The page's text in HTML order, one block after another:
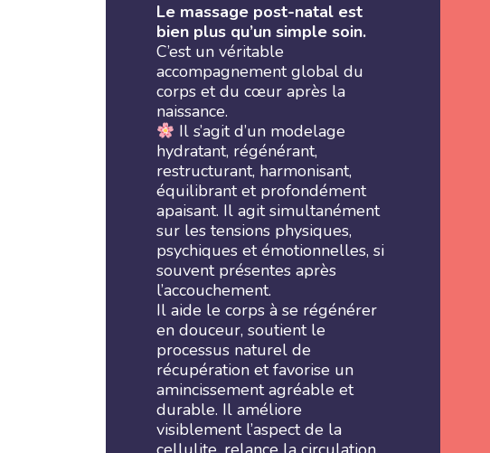
Le massage post-natal est
bien plus qu’un simple soin.
C’est un véritable
accompagnement global du
corps et du cœur après la
naissance.
Il s’agit d’un modelage
hydratant, régénérant,
restructurant, harmonisant,
équilibrant et profondément
apaisant. Il agit simultanément
sur les tensions physiques,
psychiques et émotionnelles, si
souvent présentes après
l’accouchement.
Il aide le corps à se régénérer
en douceur, soutient le
processus naturel de
récupération et favorise un
amincissement agréable et
durable. Il améliore
visiblement l’aspect de la